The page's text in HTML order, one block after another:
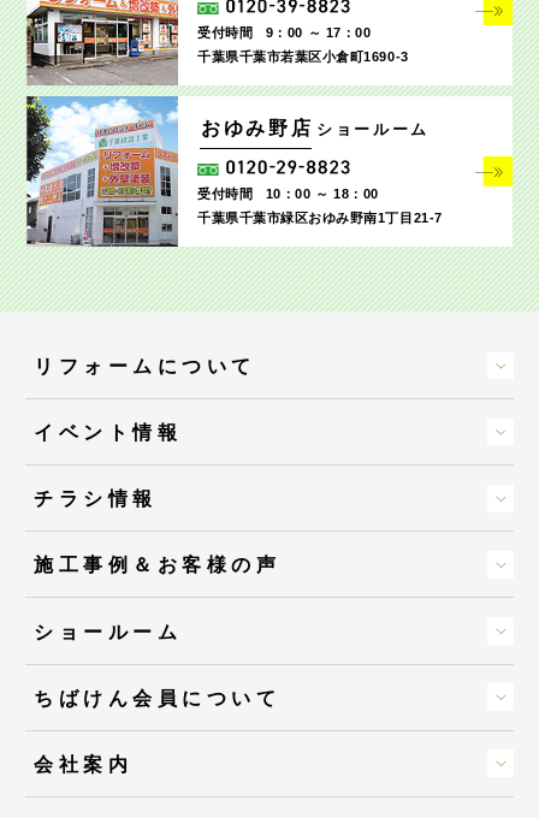
受付時間
9：00 ～ 17：00
千葉県千葉市若葉区小倉町1690‐3
おゆみ野店 ショールーム
受付時間
10：00 ～ 18：00
千葉県千葉市緑区おゆみ野南1丁目21-7
リフォームについて
イベント情報
チラシ情報
施工事例＆お客様の声
ショールーム
ちばけん会員について
会社案内